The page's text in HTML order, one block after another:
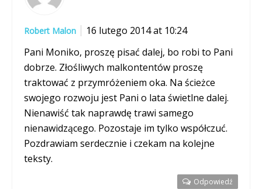
Robert Malon
16 lutego 2014 at 10:24
Pani Moniko, proszę pisać dalej, bo robi to Pani
dobrze. Złośliwych malkontentów proszę
traktować z przymróżeniem oka. Na ścieżce
swojego rozwoju jest Pani o lata świetlne dalej.
Nienawiść tak naprawdę trawi samego
nienawidzącego. Pozostaje im tylko współczuć.
Pozdrawiam serdecznie i czekam na kolejne
teksty.
Odpowiedź